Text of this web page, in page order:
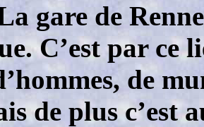
gare de
C’est par ce
de
de plus c’est